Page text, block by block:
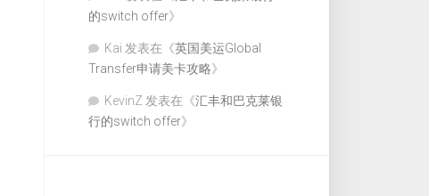
的switch offer》
Kai 发表在《英国美运Global
Transfer申请美卡攻略》
KevinZ 发表在《汇丰和巴克莱银
行的switch offer》